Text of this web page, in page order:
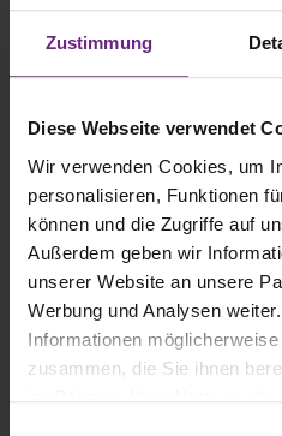
Zustimmung
Diese Webseite verwendet
Wir verwenden Cookies, um
personalisieren, Funktionen
können und die Zugriffe auf
Außerdem geben wir
unserer Website an unsere
Werbung und Analysen
Informationen
zusammen, die Sie ihnen
(c) ABB